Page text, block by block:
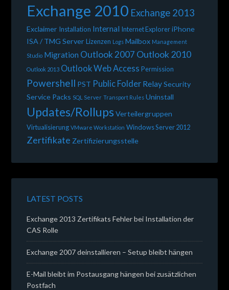
Exchange 2010 Exchange 2013
Exclaimer Installation Internal Internet Explorer iPhone
ISA / TMG Server Lizenzen Logs Mailbox Management
Studio Migration Outlook 2007 Outlook 2010
Outlook 2013 Outlook Web Access Permission
Powershell PST Public Folder RelaySecurity
Service Packs SQL Server Transport Rules Uninstall
Updates/Rollups Verteilergruppen
Virtualisierung VMware Workstation Windows Server 2012
Zertifikate Zertifizierungsstelle
LATEST POSTS
Exchange 2013 Zertifikats Fehler bei Installation der
CAS Rolle
Exchange 2007 deinstallieren – Setup bleibt hängen
E-Mail bleibt im Postausgang hängen bei zusätzlichen
Postfach